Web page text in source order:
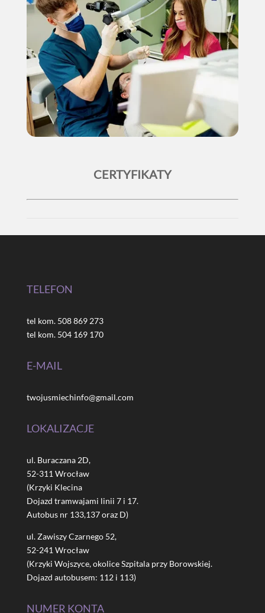
CERTYFIKATY
TELEFON
tel kom. 508 869 273
tel kom. 504 169 170
E-MAIL
twojusmiechinfo@gmail.com
LOKALIZACJE
ul. Buraczana 2D,
52-311 Wrocław
(Krzyki Klecina
Dojazd tramwajami linii 7 i 17.
Autobus nr 133,137 oraz D)
ul. Zawiszy Czarnego 52,
52-241 Wrocław
(Krzyki Wojszyce, okolice Szpitala przy Borowskiej.
Dojazd autobusem: 112 i 113)
NUMER KONTA